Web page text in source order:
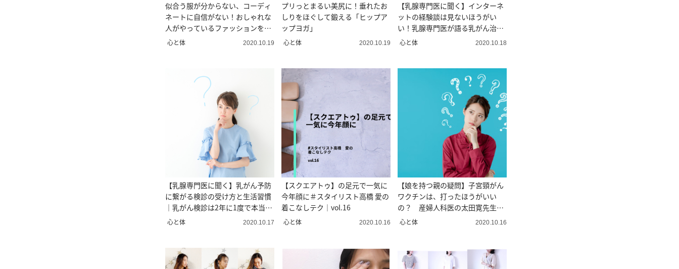
似合う服が分からない、コーディ
ネートに自信がない！おしゃれな
人がやっているファッションを楽
しむコツは？
心と体 2020.10.19
プリっとまるい美尻に！垂れたお
しりをほぐして鍛える「ヒップア
ップヨガ」
心と体 2020.10.19
【乳腺専門医に聞く】インターネ
ットの経験談は見ないほうがい
い！乳腺専門医が語る乳がん治療
の”今”
心と体 2020.10.18
【乳腺専門医に聞く】乳がん予防
に繋がる検診の受け方と生活習慣
｜乳がん検診は2年に1度で本当に
大丈夫？
心と体 2020.10.17
【スクエアトゥ】の足元で一気に
今年顔に＃スタイリスト高橋 愛の
着こなしテク｜vol.16
心と体 2020.10.16
【娘を持つ親の疑問】子宮頸がん
ワクチンは、打ったほうがいい
の？ 産婦人科医の太田寛先生に
質問！
心と体 2020.10.16